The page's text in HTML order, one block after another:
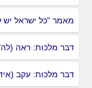
מאמר "כל ישראל
דבר מלכות: ראה
דבר מלכות: עקב